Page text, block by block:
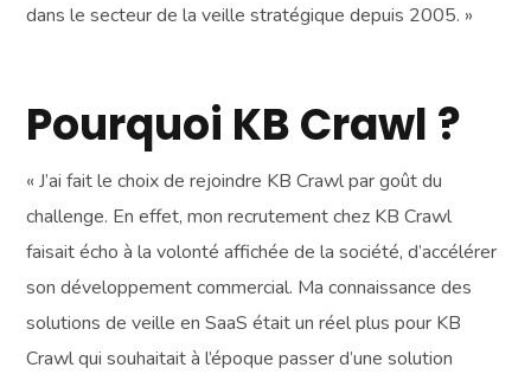
dans le secteur de la veille stratégique depuis 2005. »
Pourquoi KB Crawl ?
« J’ai fait le choix de rejoindre KB Crawl par goût du
challenge. En effet, mon recrutement chez KB Crawl
faisait écho à la volonté affichée de la société, d’accélérer
son développement commercial. Ma connaissance des
solutions de veille en SaaS était un réel plus pour KB
Crawl qui souhaitait à l’époque passer d’une solution